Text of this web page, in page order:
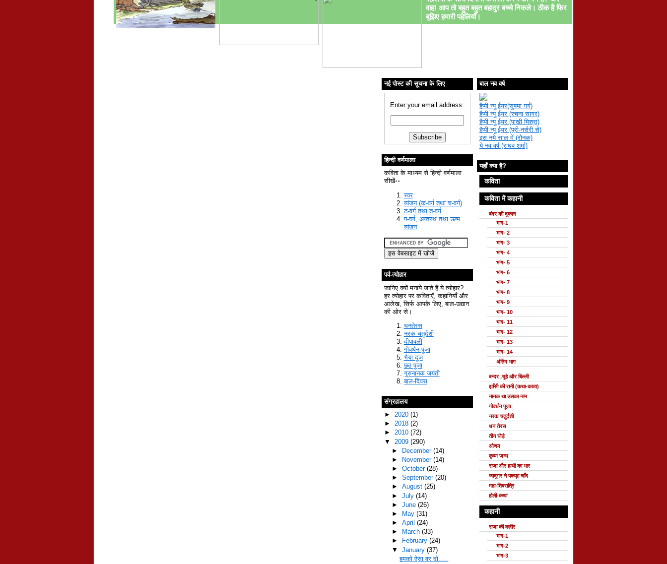
वाह! आप तो बहुत बहुत बहादुर बच्चे निकले। ठीक है फिर
बूझिए हमारी पहेलियाँ।
नई पोस्ट की सूचना के लिए
Enter your email address:
हिन्दी वर्णमाला
कविता के माध्यम से हिन्दी वर्णमाला
सीखें॰॰
स्वर
व्यंजन (क-वर्ग तथा च-वर्ग)
ट-वर्ग तथा त-वर्ग
प-वर्ग, अन्तस्थ तथा ऊष्म
व्यंजन
पर्व-त्योहार
जानिए क्यों मनाये जाते हैं ये त्योहार?
हर त्योहार पर कविताएँ, कहानियाँ और
आलेख, सिर्फ आपके लिए, बाल-उद्यान
की ओर से।
धनतेरस
नरक चतुर्दशी
दीपावली
गोवर्धन पूजा
भैया दूज
छठ पूजा
गुरुनानक जयंती
बाल-दिवस
संग्रहालय
► 2020 (1)
► 2018 (2)
► 2010 (72)
▼ 2009 (290)
►
December (14)
►
November (14)
► October (28)
► September (20)
► August (25)
► July (14)
► June (26)
►
May (31)
► April (24)
►
March (33)
►
February (24)
▼ January (37)
हमको ऐसा वर दो.....
बाल नव वर्ष
हैप्पी न्यू ईयर(सुषमा गर्ग)
हैप्पी न्यू ईयर (रचना सागर)
हैप्पी न्यू ईयर (पाखी मिश्रा)
हैप्पी न्यू ईयर (प्री-नर्सरी से)
इस नये साल में (रौनक)
ये नव वर्ष (राघव शर्मा)
यहाँ क्या है?
कविता
कविता में कहानी
बंदर की दुकान
भाग-1
भाग- 2
भाग- 3
भाग- 4
भाग- 5
भाग- 6
भाग- 7
भाग- 8
भाग- 9
भाग- 10
भाग- 11
भाग- 12
भाग- 13
भाग- 14
अंतिम भाग
बन्दर ,चूहे और बिल्ली
झाँसी की रानी (कथा-काव्य)
नानक था उसका नाम
गोवर्धन पूजा
नरक चतुर्दशी
धन तेरस
तीन घोड़े
ओणम
कृष्ण जन्म
राजा और हाथी का भार
जादुगर ने पकड़ा चाँद
महा-शिवरात्रि
होली-कथा
कहानी
राजा की वज़ीर
भाग-1
भाग-2
भाग-3